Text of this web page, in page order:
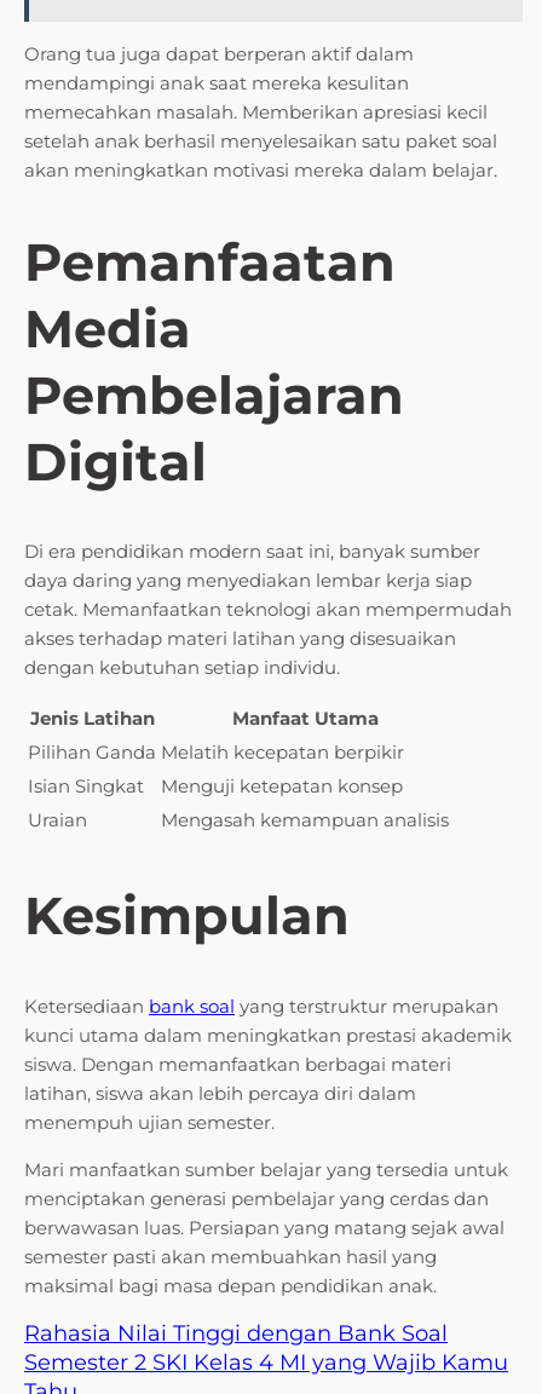
Orang tua juga dapat berperan aktif dalam
mendampingi anak saat mereka kesulitan
memecahkan masalah. Memberikan apresiasi kecil
setelah anak berhasil menyelesaikan satu paket soal
akan meningkatkan motivasi mereka dalam belajar.
Pemanfaatan
Media
Pembelajaran
Digital
Di era pendidikan modern saat ini, banyak sumber
daya daring yang menyediakan lembar kerja siap
cetak. Memanfaatkan teknologi akan mempermudah
akses terhadap materi latihan yang disesuaikan
dengan kebutuhan setiap individu.
Jenis Latihan
Manfaat Utama
Pilihan Ganda Melatih kecepatan berpikir
Isian Singkat
Menguji ketepatan konsep
Uraian
Mengasah kemampuan analisis
Kesimpulan
Ketersediaan bank soal yang terstruktur merupakan
kunci utama dalam meningkatkan prestasi akademik
siswa. Dengan memanfaatkan berbagai materi
latihan, siswa akan lebih percaya diri dalam
menempuh ujian semester.
Mari manfaatkan sumber belajar yang tersedia untuk
menciptakan generasi pembelajar yang cerdas dan
berwawasan luas. Persiapan yang matang sejak awal
semester pasti akan membuahkan hasil yang
maksimal bagi masa depan pendidikan anak.
Rahasia Nilai Tinggi dengan Bank Soal
Semester 2 SKI Kelas 4 MI yang Wajib Kamu